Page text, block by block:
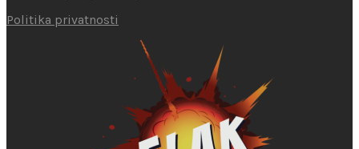
Politika privatnosti